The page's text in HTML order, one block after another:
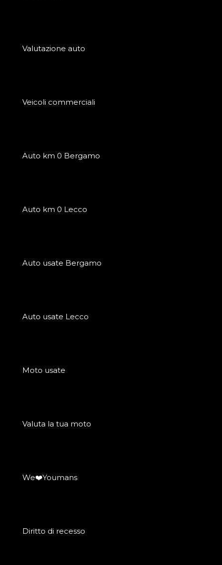
Valutazione auto
Veicoli commerciali
Auto km 0 Bergamo
Auto km 0 Lecco
Auto usate Bergamo
Auto usate Lecco
Moto usate
Valuta la tua moto
We❤️Youmans
Diritto di recesso